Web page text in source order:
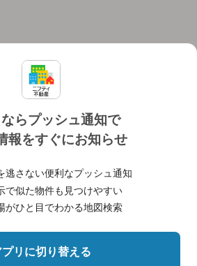
らプッシュ通知で
報をすぐにお知らせ
逃さない便利なプッシュ通知
で似た物件も見つけやすい
がひと目でわかる地図検索
プリに切り替える
護ポリシー 利用規約
お問い合わせ 採用情報
Lifestyle Co., Ltd.